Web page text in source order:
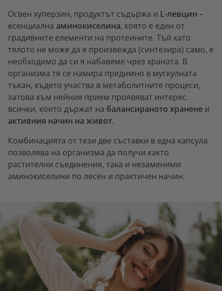
Освен хуперзин, продуктът съдържа и L-левцин –
есенциална аминокиселина, която е един от
градивните елементи на протеините. Тъй като
тялото не може да я произвежда (синтезира) само, е
необходимо да си я набавяме чрез храната. В
организма тя се намира предимно в мускулната
тъкан, където участва в метаболитните процеси,
затова към нейния прием проявяват интерес
всички, които държат на балансираното хранене и
активния начин на живот.
Комбинацията от тези две съставки в една капсула
позволява на организма да получи както
растителни съединения, така и незаменими
аминокиселини по лесен и практичен начин.